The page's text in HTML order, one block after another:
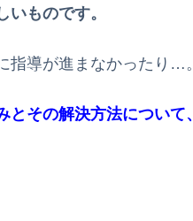
ものです。
指導が進まなかったり…。
とその解決方法について